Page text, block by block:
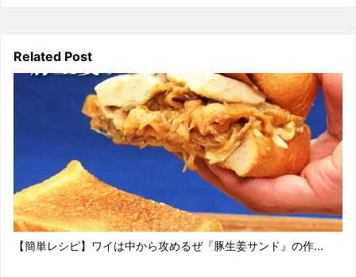
Related Post
【簡単レシピ】ワイは中から攻めるぜ『豚生姜サンド』の作...